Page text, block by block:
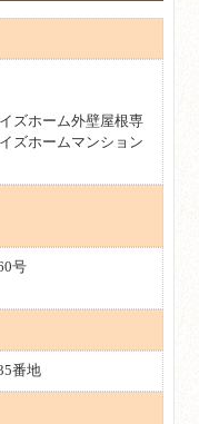
ズホーム外壁屋根専
ズホームマンション
号
番地